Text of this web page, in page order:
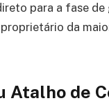
para a fase
da
Atalho de